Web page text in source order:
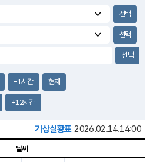
-1시간 현재
+12시간
기상실황표 2026.02.14.14:00
날씨